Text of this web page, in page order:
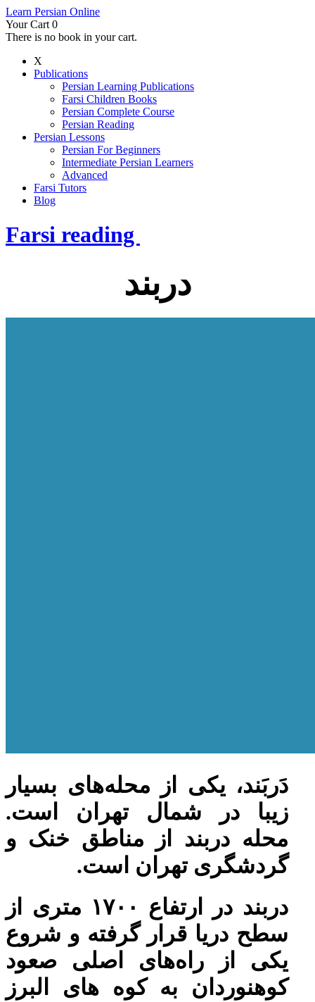
Learn Persian Online
Your Cart 0
There is no book in your cart.
X
Publications
Persian Learning Publications
Farsi Children Books
Persian Complete Course
Persian Reading
Persian Lessons
Persian For Beginners
Intermediate Persian Learners
Advanced
Farsi Tutors
Blog
Farsi reading
دربند
دَربَند، یکی از محله‌های بسیار
زیبا در شمال تهران است.
محله دربند از مناطق خنک و
گردشگری تهران است.
دربند در ارتفاع ۱۷۰۰ متری از
سطح دریا قرار گرفته و شروع
یکی از راه‌های اصلی صعود
کوهنوردان به کوه های البرز